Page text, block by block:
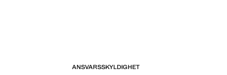
ANSVARSSKYLDIGHET